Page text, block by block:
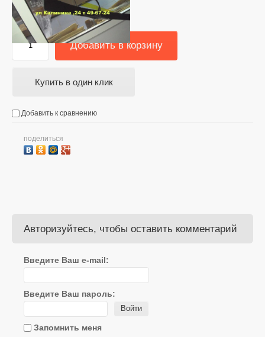
4500руб.
Добавить в корзину
Купить в один клик
Добавить к сравнению
поделиться
Авторизуйтесь, чтобы оставить комментарий
Введите Ваш e-mail:
Введите Ваш пароль:
Войти
Запомнить меня